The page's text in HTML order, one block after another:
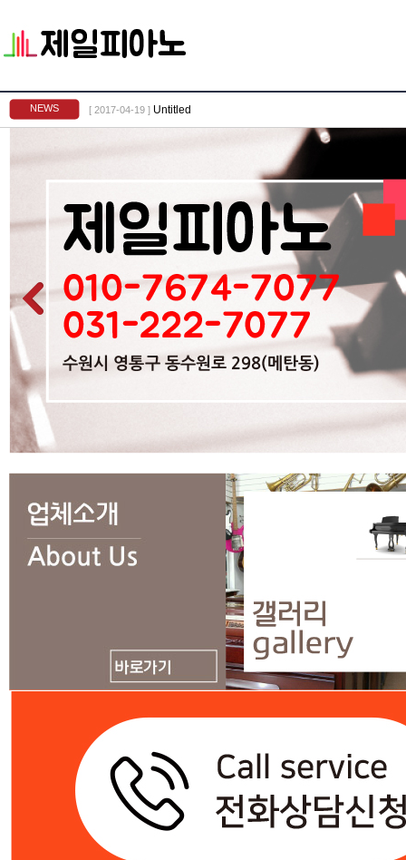
NEWS [ 2017-04-19 ] Untitled